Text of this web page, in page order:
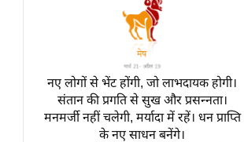
त्योहार
राशिफल
विशेष
नए लोगों से भेंट होंगी, जो लाभदायक होगी।
संतान की प्रगति से सुख और प्रसन्नता।
मनमर्जी नहीं चलेगी, मर्यादा में रहें। धन प्राप्ति
के नए साधन बनेंगे।